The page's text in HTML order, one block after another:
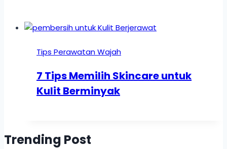
Tips Perawatan Wajah
7 Tips Memilih Skincare untuk
Kulit Berminyak
Trending Post